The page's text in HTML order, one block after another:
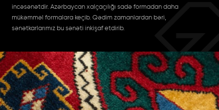
incəsənətdir. Azərbaycan xalçaçılığı sadə formadan daha
mükəmməl formalara keçib. Qədim zamanlardan bəri,
sənətkarlarımız bu sənəti inkişaf etdirib.